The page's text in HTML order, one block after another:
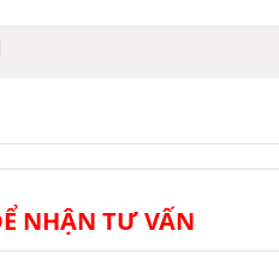
NHẬN TƯ VẤN